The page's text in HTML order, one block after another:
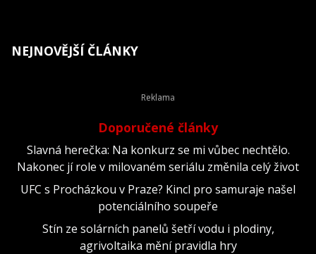
NEJNOVĚJŠÍ ČLÁNKY
Doporučené články
Slavná herečka: Na konkurz se mi vůbec nechtělo.
Nakonec jí role v milovaném seriálu změnila celý život
UFC s Procházkou v Praze? Kincl pro samuraje našel
potenciálního soupeře
Stín ze solárních panelů šetří vodu i plodiny,
agrivoltaika mění pravidla hry